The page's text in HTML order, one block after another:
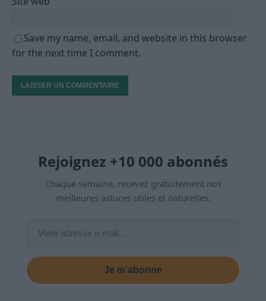
Save my name, email, and website in this browser
for the next time I comment.
Rejoignez +10 000 abonnés
Chaque semaine, recevez gratuitement nos
meilleures astuces utiles et naturelles.
Je m’abonne